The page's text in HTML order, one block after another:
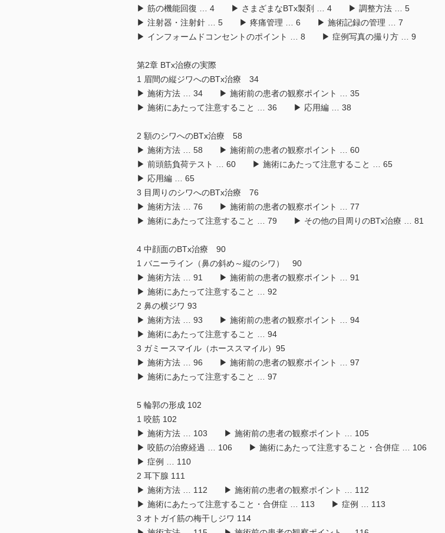
▶ 筋の機能回復 … 4 ▶ さまざまなBTx製剤 … 4 ▶ 調整方法 … 5
▶ 注射器・注射針 … 5 ▶ 疼痛管理 … 6 ▶ 施術記録の管理 … 7
▶ インフォームドコンセントのポイント … 8 ▶ 症例写真の撮り方 … 9
第2章 BTx治療の実際
1 眉間の縦ジワへのBTx治療 34
▶ 施術方法 … 34 ▶ 施術前の患者の観察ポイント … 35
▶ 施術にあたって注意すること … 36 ▶ 応用編 … 38
2 額のシワへのBTx治療 58
▶ 施術方法 … 58 ▶ 施術前の患者の観察ポイント … 60
▶ 前頭筋負荷テスト … 60 ▶ 施術にあたって注意すること … 65
▶ 応用編 … 65
3 目周りのシワへのBTx治療 76
▶ 施術方法 … 76 ▶ 施術前の患者の観察ポイント … 77
▶ 施術にあたって注意すること … 79 ▶ その他の目周りのBTx治療 … 81
4 中顔面のBTx治療 90
1 バニーライン（鼻の斜め～縦のシワ） 90
▶ 施術方法 … 91 ▶ 施術前の患者の観察ポイント … 91
▶ 施術にあたって注意すること … 92
2 鼻の横ジワ 93
▶ 施術方法 … 93 ▶ 施術前の患者の観察ポイント … 94
▶ 施術にあたって注意すること … 94
3 ガミースマイル（ホーススマイル）95
▶ 施術方法 … 96 ▶ 施術前の患者の観察ポイント … 97
▶ 施術にあたって注意すること … 97
5 輪郭の形成 102
1 咬筋 102
▶ 施術方法 … 103 ▶ 施術前の患者の観察ポイント … 105
▶ 咬筋の治療経過 … 106 ▶ 施術にあたって注意すること・合併症 … 106
▶ 症例 … 110
2 耳下腺 111
▶ 施術方法 … 112 ▶ 施術前の患者の観察ポイント … 112
▶ 施術にあたって注意すること・合併症 … 113 ▶ 症例 … 113
3 オトガイ筋の梅干しジワ 114